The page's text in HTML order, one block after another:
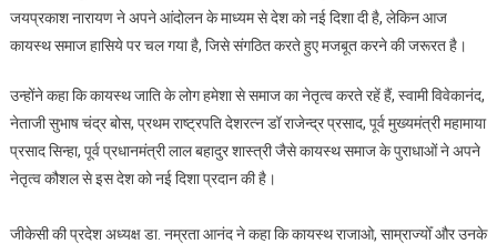
जयप्रकाश नारायण ने अपने आंदोलन के माध्यम से देश को नई दिशा दी है, लेकिन आज
कायस्थ समाज हासिये पर चल गया है, जिसे संगठित करते हुए मजबूत करने की जरूरत है।
उन्होंने कहा कि कायस्थ जाति के लोग हमेशा से समाज का नेतृत्व करते रहें हैं, स्वामी विवेकानंद,
नेताजी सुभाष चंद्र बोस, प्रथम राष्ट्रपति देशरत्न डॉ राजेन्द्र प्रसाद, पूर्व मुख्यमंत्री महामाया
प्रसाद सिन्हा, पूर्व प्रधानमंत्री लाल बहादुर शास्त्री जैसे कायस्थ समाज के पुराधाओं ने अपने
नेतृत्व कौशल से इस देश को नई दिशा प्रदान की है।
जीकेसी की प्रदेश अध्यक्ष डा. नम्रता आनंद ने कहा कि कायस्थ राजाओ, साम्राज्योँ और उनके